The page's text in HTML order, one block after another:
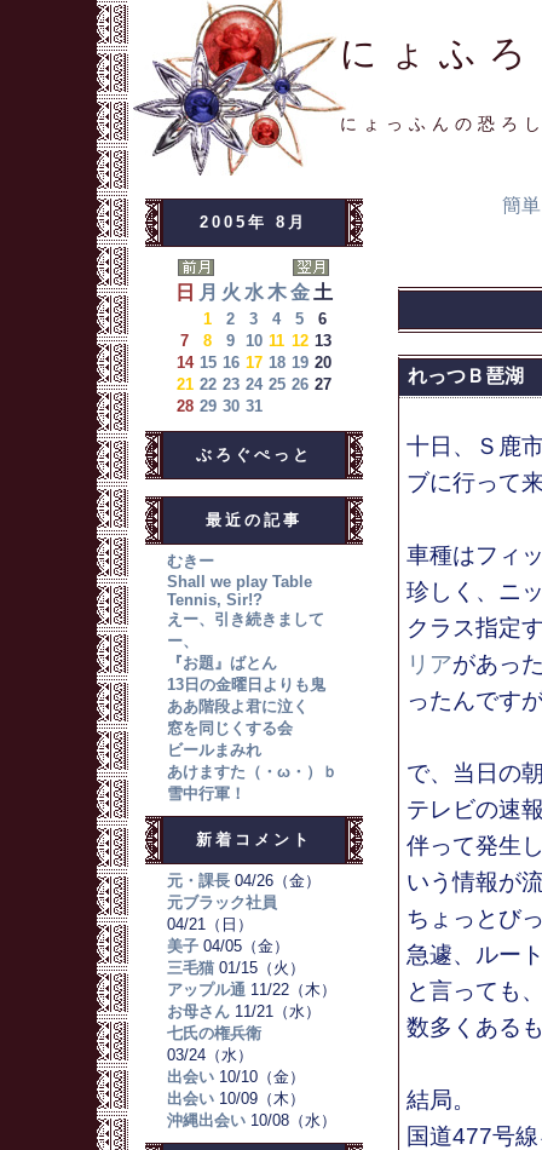
にょふ
にょっふんの恐ろ
2005年 8月
日 月 火 水 木 金 土
1 2 3 4 5
6
7
8 9 10 11 12 13
14 15 16 17 18 19 20
21 22 23 24 25 26 27
28 29 30 31
ぶろぐぺっと
最近の記事
むきー
Shall we play Table
Tennis, Sir!?
えー、引き続きまして
ー、
『お題』ばとん
13日の金曜日よりも鬼
ああ階段よ君に泣く
窓を同じくする会
ビールまみれ
あけますた（・ω・）ｂ
雪中行軍！
新着コメント
元・課長04/26（金）
元ブラック社員
04/21（日）
美子04/05（金）
三毛猫01/15（火）
アップル通11/22（木）
お母さん11/21（水）
七氏の権兵衛
03/24（水）
出会い10/10（金）
出会い10/09（木）
沖縄出会い10/08（水）
簡
れっつＢ琶湖
十日、Ｓ鹿
ブに行って
車種はフィ
珍しく、ニ
クラス指定
リアがあっ
ったんです
で、当日の
テレビの速
伴って発生
いう情報が
ちょっとび
急遽、ルー
と言っても
数多くある
結局。
国道477号